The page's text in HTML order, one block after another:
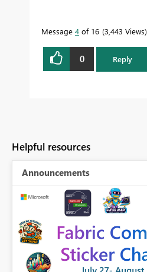
Message 4 of 16 3,443 Views
0 Reply
Helpful resources
Announcements